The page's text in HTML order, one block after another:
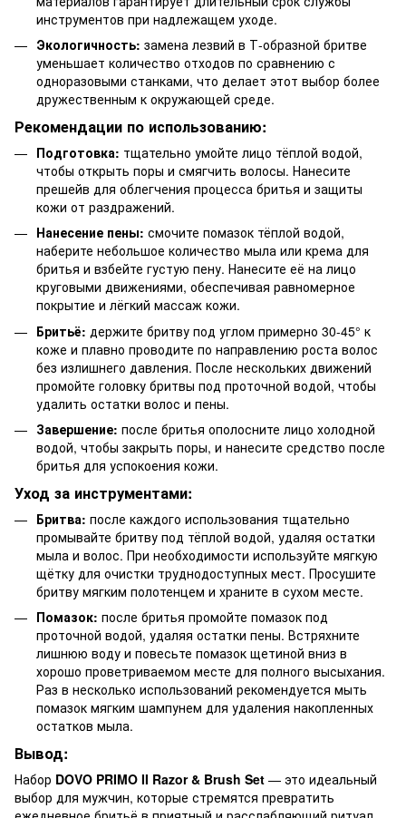
инструментов при надлежащем уходе.
Экологичность: замена лезвий в Т-образной бритве
уменьшает количество отходов по сравнению с
одноразовыми станками, что делает этот выбор более
дружественным к окружающей среде.
Рекомендации по использованию:
Подготовка: тщательно умойте лицо тёплой водой,
чтобы открыть поры и смягчить волосы. Нанесите
прешейв для облегчения процесса бритья и защиты
кожи от раздражений.
Нанесение пены: смочите помазок тёплой водой,
наберите небольшое количество мыла или крема для
бритья и взбейте густую пену. Нанесите её на лицо
круговыми движениями, обеспечивая равномерное
покрытие и лёгкий массаж кожи.
Бритьё: держите бритву под углом примерно 30-45° к
коже и плавно проводите по направлению роста волос
без излишнего давления. После нескольких движений
промойте головку бритвы под проточной водой, чтобы
удалить остатки волос и пены.
Завершение: после бритья ополосните лицо холодной
водой, чтобы закрыть поры, и нанесите средство после
бритья для успокоения кожи.
Уход за инструментами:
Бритва: после каждого использования тщательно
промывайте бритву под тёплой водой, удаляя остатки
мыла и волос. При необходимости используйте мягкую
щётку для очистки труднодоступных мест. Просушите
бритву мягким полотенцем и храните в сухом месте.
Помазок: после бритья промойте помазок под
проточной водой, удаляя остатки пены. Встряхните
лишнюю воду и повесьте помазок щетиной вниз в
хорошо проветриваемом месте для полного высыхания.
Раз в несколько использований рекомендуется мыть
помазок мягким шампунем для удаления накопленных
остатков мыла.
Вывод:
Набор DOVO PRIMO II Razor & Brush Set — это идеальный
выбор для мужчин, которые стремятся превратить